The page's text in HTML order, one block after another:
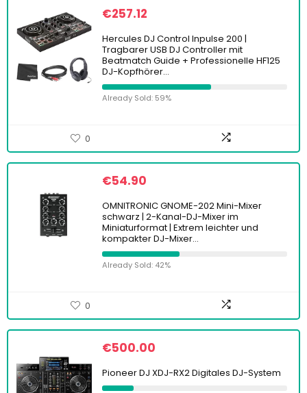
€257.12
Hercules DJ Control Inpulse 200 |
Tragbarer USB DJ Controller mit
Beatmatch Guide + Professionelle HF125
DJ-Kopfhörer…
Already Sold: 59%
0
€54.90
OMNITRONIC GNOME-202 Mini-Mixer
schwarz | 2-Kanal-DJ-Mixer im
Miniaturformat | Extrem leichter und
kompakter DJ-Mixer…
Already Sold: 42%
0
€500.00
Pioneer DJ XDJ-RX2 Digitales DJ-System